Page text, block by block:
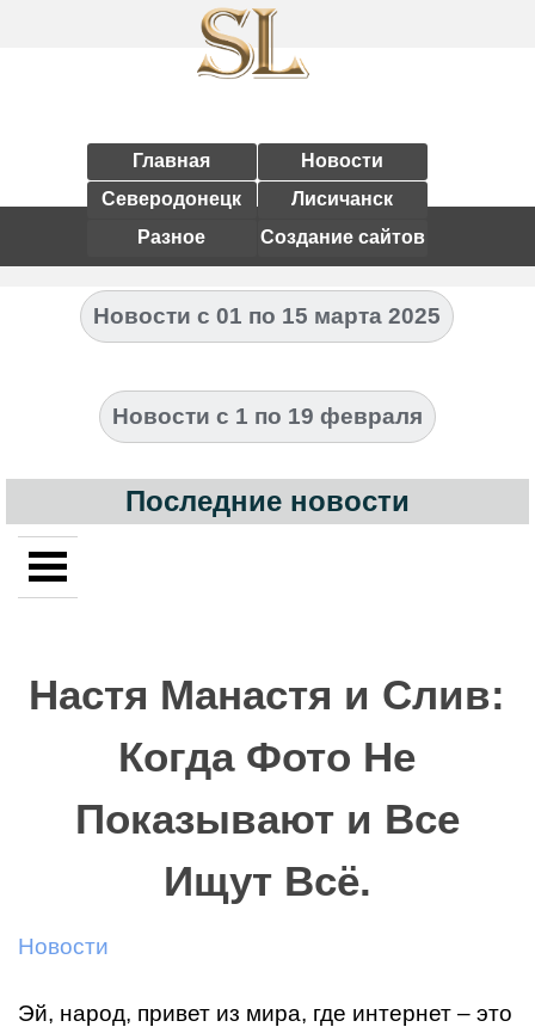
Главная
Новости
Северодонецк
Лисичанск
Разное
Создание сайтов
Новости с 01 по 15 марта 2025
Новости с 1 по 19 февраля
Последние новости
Настя Манастя и Слив:
Когда Фото Не
Показывают и Все
Ищут Всё.
Новости
Эй, народ, привет из мира, где интернет – это